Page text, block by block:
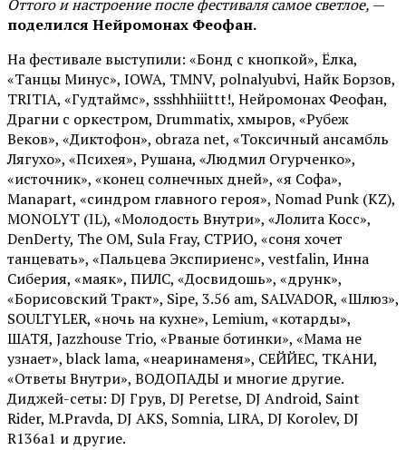
Оттого и настроение после фестиваля самое светлое, —
поделился Нейромонах Феофан.
На фестивале выступили: «Бонд с кнопкой», Ёлка,
«Танцы Минус», IOWA, TMNV, polnalyubvi, Найк Борзов,
TRITIA, «Гудтаймс», ssshhhiiittt!, Нейромонах Феофан,
Драгни с оркестром, Drummatix, хмыров, «Рубеж
Веков», «Диктофон», obraza net, «Токсичный ансамбль
Лягухо», «Психея», Рушана, «Людмил Огурченко»,
«источник», «конец солнечных дней», «я Софа»,
Manapart, «синдром главного героя», Nomad Punk (KZ),
MONOLYT (IL), «Молодость Внутри», «Лолита Косс»,
DenDerty, The OM, Sula Fray, СТРИО, «соня хочет
танцевать», «Пальцева Экспириенс», vestfalin, Инна
Сиберия, «маяк», ПИЛС, «Досвидошь», «друнк»,
«Борисовский Тракт», Sipe, 3.56 am, SALVADOR, «Шлюз»,
SOULTYLER, «ночь на кухне», Lemium, «котарды»,
ШАТЯ, Jazzhouse Trio, «Рваные ботинки», «Мама не
узнает», black lama, «неаринаменя», СЕЙЙЕС, ТКАНИ,
«Ответы Внутри», ВОДОПАДЫ и многие другие.
Диджей-сеты: DJ Грув, DJ Peretse, DJ Android, Saint
Rider, М.Pravda, DJ AKS, Somnia, LIRA, DJ Korolev, DJ
R136a1 и другие.